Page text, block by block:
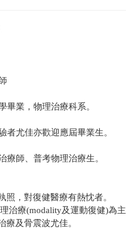
畢業，物理治療科系。
者尤佳亦歡迎應屆畢業生。
療師、普考物理治療生。
照，對復健醫療有熱忱者。
治療(modality及運動復健)為主
療及骨震波尤佳。